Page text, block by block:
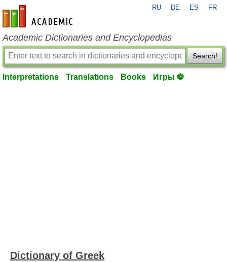
en-academic.com
RU DE ES FR
Academic Dictionaries and Encyclopedias
Search!
Interpretations Translations Books Игры ⚽
Dictionary of Greek